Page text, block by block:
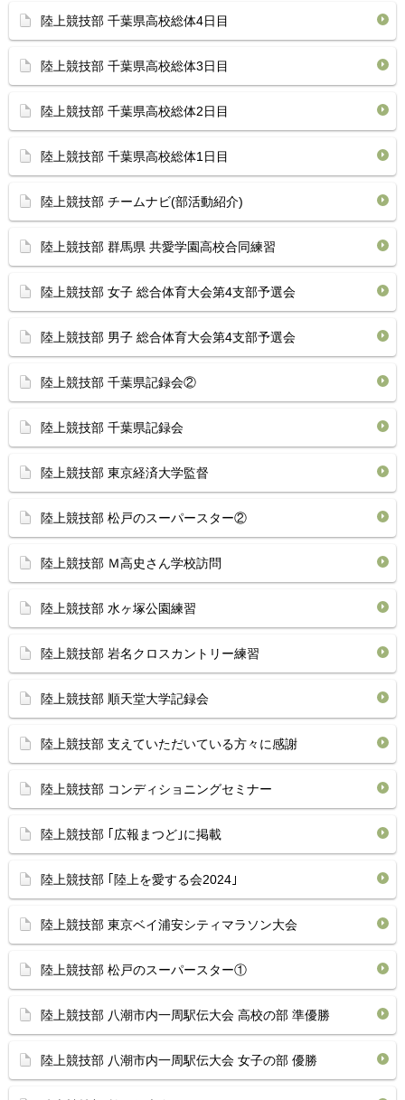
陸上競技部 千葉県高校総体4日目
陸上競技部 千葉県高校総体3日目
陸上競技部 千葉県高校総体2日目
陸上競技部 千葉県高校総体1日目
陸上競技部 チームナビ(部活動紹介)
陸上競技部 群馬県 共愛学園高校合同練習
陸上競技部 女子 総合体育大会第4支部予選会
陸上競技部 男子 総合体育大会第4支部予選会
陸上競技部 千葉県記録会②
陸上競技部 千葉県記録会
陸上競技部 東京経済大学監督
陸上競技部 松戸のスーパースター②
陸上競技部 Ｍ高史さん学校訪問
陸上競技部 水ヶ塚公園練習
陸上競技部 岩名クロスカントリー練習
陸上競技部 順天堂大学記録会
陸上競技部 支えていただいている方々に感謝
陸上競技部 コンディショニングセミナー
陸上競技部 ｢広報まつど｣に掲載
陸上競技部 ｢陸上を愛する会2024｣
陸上競技部 東京ベイ浦安シティマラソン大会
陸上競技部 松戸のスーパースター①
陸上競技部 八潮市内一周駅伝大会 高校の部 準優勝
陸上競技部 八潮市内一周駅伝大会 女子の部 優勝